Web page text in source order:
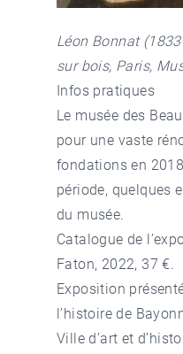
Léon Bonnat
sur bois, Paris,
Infos pratiques
Le musée des
pour une vaste
fondations en
période, quelques
du musée.
Catalogue de
Faton, 2022, 37 €.
Exposition
l’histoire de
Ville d’art et